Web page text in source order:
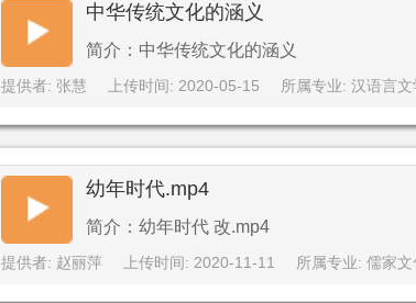
中华传统文化的涵义
简介：中华传统文化的涵义
提供者: 张慧 上传时间: 2020-05-15 所属专业: 汉语言文
幼年时代.mp4
简介：幼年时代 改.mp4
提供者: 赵丽萍 上传时间: 2020-11-11 所属专业: 儒家文